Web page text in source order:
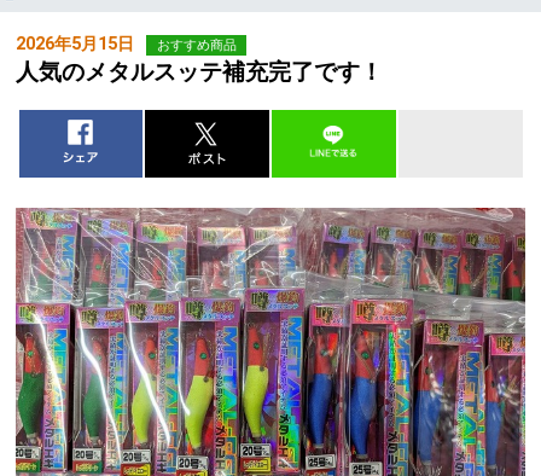
2026年5月15日 おすすめ商品
人気のメタルスッテ補充完了です！